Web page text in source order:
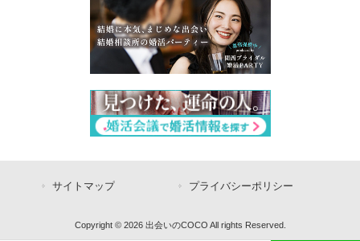
サイトマップ プライバシーポリシー
Copyright © 2026 出会いのCOCO All rights Reserved.